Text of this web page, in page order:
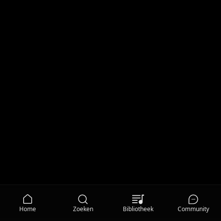
Home Zoeken Bibliotheek Community